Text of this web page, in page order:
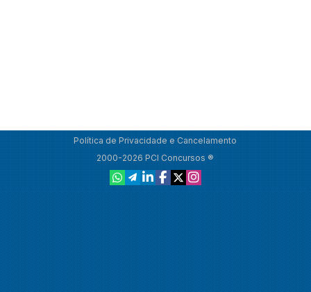
Política de Privacidade e Cancelamento
2000-2026 PCI Concursos ®